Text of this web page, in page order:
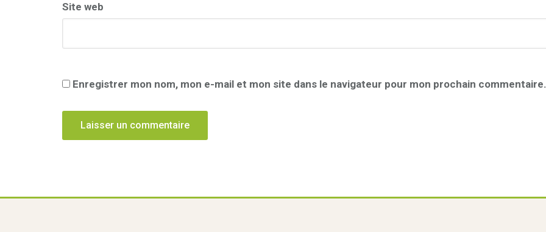
Site web
Enregistrer mon nom, mon e-mail et mon site dans le navigateur pour mon prochain commentaire.